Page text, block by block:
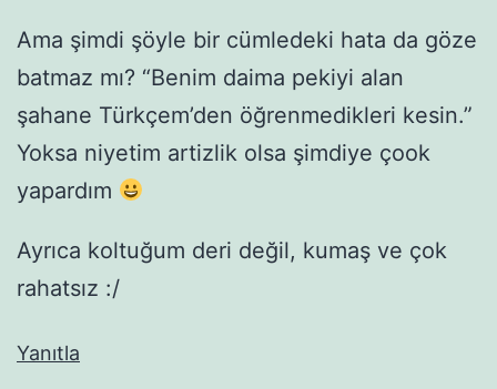
Ama şimdi şöyle bir cümledeki hata da göze
batmaz mı? “Benim daima pekiyi alan
şahane Türkçem’den öğrenmedikleri kesin.”
Yoksa niyetim artizlik olsa şimdiye çook
yapardım
Ayrıca koltuğum deri değil, kumaş ve çok
rahatsız :/
Yanıtla